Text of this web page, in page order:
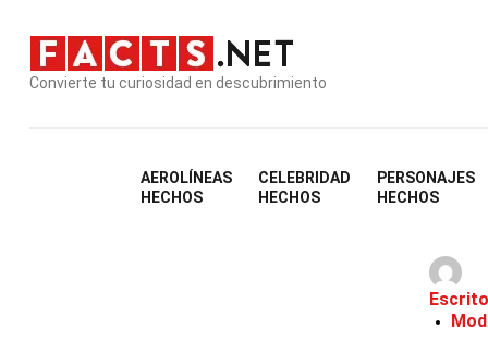
Convierte tu curiosidad en descubrimiento
AEROLÍNEAS
HECHOS
CELEBRIDAD
HECHOS
PERSONAJES
HECHOS
26